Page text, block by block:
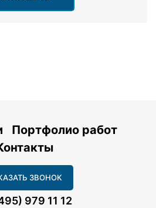
Портфолио работ
ЗВОНОК
979 11 12